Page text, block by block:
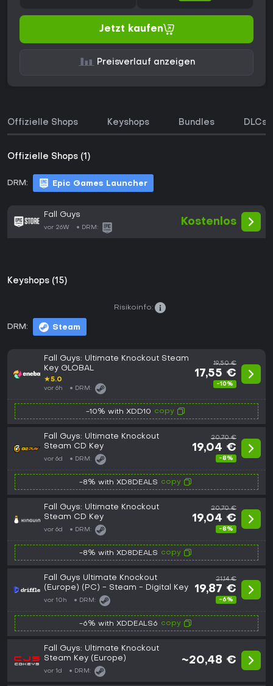
Jetzt kaufen
Preisverlauf anzeigen
Offizielle Shops Keyshops Bundles DLCs
Offizielle Shops (1)
DRM: Epic Games Launcher
Fall Guys
vor 26W DRM:
Kostenlos
Keyshops (15)
DRM: Steam
Risikoinfo:
Fall Guys: Ultimate Knockout Steam
Key GLOBAL
★5.0
vor 6h DRM:
19,50 €
17,55 €
-10%
-10% with XDD10 copy
Fall Guys: Ultimate Knockout
Steam CD Key
vor 6d DRM:
20,70 €
19,04 €
-8%
-8% with XD8DEALS copy
Fall Guys: Ultimate Knockout
Steam CD Key
vor 6d DRM:
20,70 €
19,04 €
-8%
-8% with XD8DEALS copy
Fall Guys Ultimate Knockout
(Europe) (PC) - Steam - Digital Key
vor 10h DRM:
21,14 €
19,87 €
-6%
-6% with XDDEALS6 copy
Fall Guys: Ultimate Knockout
Steam Key (Europe)
vor 1d DRM:
~20,48 €